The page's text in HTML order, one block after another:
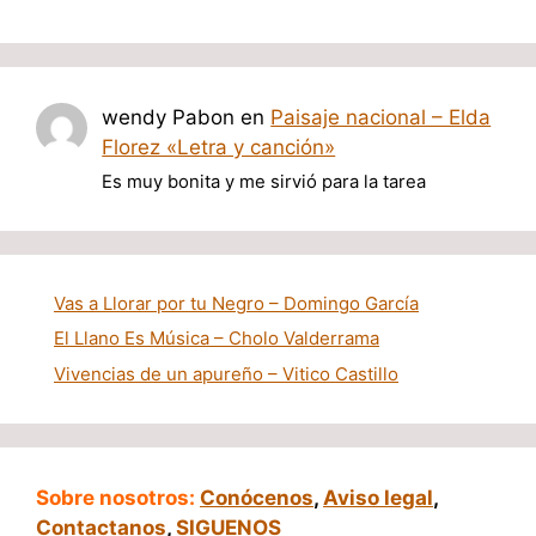
wendy Pabon en Paisaje nacional – Elda
Florez «Letra y canción»
Es muy bonita y me sirvió para la tarea
Vas a Llorar por tu Negro – Domingo García
El Llano Es Música – Cholo Valderrama
Vivencias de un apureño – Vitico Castillo
Sobre nosotros: Conócenos, Aviso legal,
Contactanos, SIGUENOS